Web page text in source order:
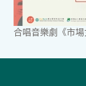
合唱音樂劇《市